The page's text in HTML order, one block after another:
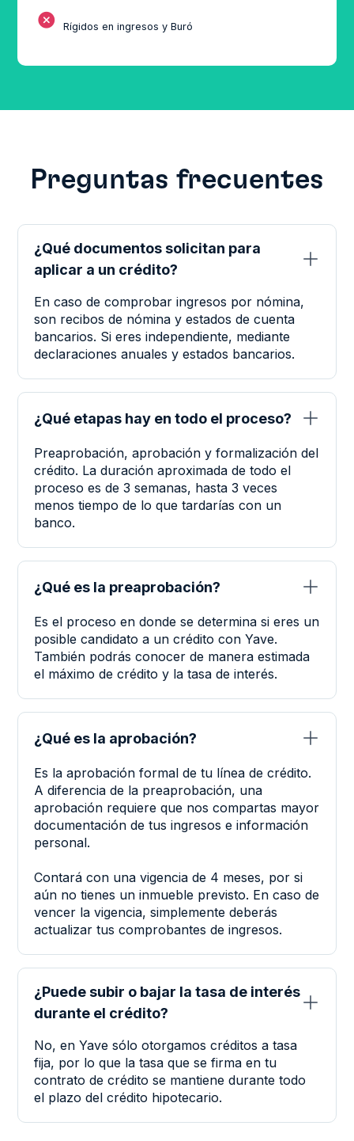
ﹰ Rígidos en ingresos y Buró
Preguntas frecuentes
¿Qué documentos solicitan para
aplicar a un crédito?
ﵠ
En caso de comprobar ingresos por nómina,
son recibos de nómina y estados de cuenta
bancarios. Si eres independiente, mediante
declaraciones anuales y estados bancarios.
¿Qué etapas hay en todo el proceso? ﵠ
Preaprobación, aprobación y formalización del
crédito. La duración aproximada de todo el
proceso es de 3 semanas, hasta 3 veces
menos tiempo de lo que tardarías con un
banco.
¿Qué es la preaprobación? ﵠ
Es el proceso en donde se determina si eres un
posible candidato a un crédito con Yave.
También podrás conocer de manera estimada
el máximo de crédito y la tasa de interés.
¿Qué es la aprobación? ﵠ
Es la aprobación formal de tu línea de crédito.
A diferencia de la preaprobación, una
aprobación requiere que nos compartas mayor
documentación de tus ingresos e información
personal.
Contará con una vigencia de 4 meses, por si
aún no tienes un inmueble previsto. En caso de
vencer la vigencia, simplemente deberás
actualizar tus comprobantes de ingresos.
¿Puede subir o bajar la tasa de interés
durante el crédito?
ﵠ
No, en Yave sólo otorgamos créditos a tasa
fija, por lo que la tasa que se firma en tu
contrato de crédito se mantiene durante todo
el plazo del crédito hipotecario.